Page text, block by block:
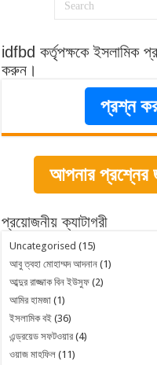
idfbd কর্তৃপক্ষকে ইসলামিক
করুন।
প্রশ্ন
আপনার প্রশ্নের
প্রয়োজনীয় ক্যাটাগরী
Uncategorised (15)
আবু ত্বহা মোহাম্মদ আদনান (1)
আব্দুর রাজ্জাক বিন ইউসুফ (2)
আমির হামজা (1)
ইসলামিক বই (36)
এন্ড্রয়েড সফটওয়ার (4)
ওয়াজ মাহফিল (11)